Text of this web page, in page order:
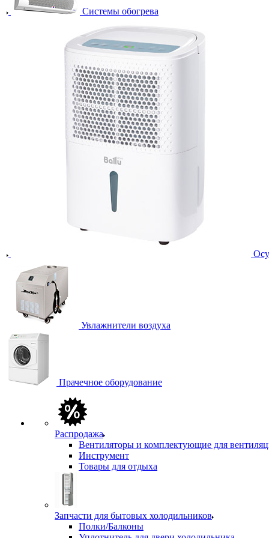
Системы обогрева
Увлажнители воздуха
Прачечное оборудование
Распродажа
Вентиляторы и комплектующие для
Инструмент
Товары для отдыха
Запчасти для бытовых холодильников
Полки/Балконы